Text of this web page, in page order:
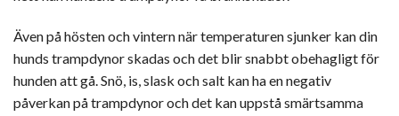
Även på hösten och vintern när temperaturen sjunker kan din
hunds trampdynor skadas och det blir snabbt obehagligt för
hunden att gå. Snö, is, slask och salt kan ha en negativ
påverkan på trampdynor och det kan uppstå smärtsamma